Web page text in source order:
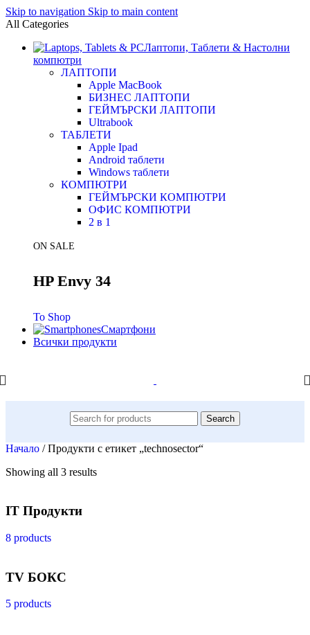
Skip to navigation Skip to main content
All Categories
Лаптопи, Таблети & Настолни
компютри
ЛАПТОПИ
Apple MacBook
БИЗНЕС ЛАПТОПИ
ГЕЙМЪРСКИ ЛАПТОПИ
Ultrabook
ТАБЛЕТИ
Apple Ipad
Android таблети
Windows таблети
КОМПЮТРИ
ГЕЙМЪРСКИ КОМПЮТРИ
ОФИС КОМПЮТРИ
2 в 1
ON SALE
HP Envy 34
To Shop
Смартфони
Всички продукти
Search
Начало / Продукти с етикет „technosector“
Showing all 3 results
IT Продукти
8 products
TV БОКС
5 products